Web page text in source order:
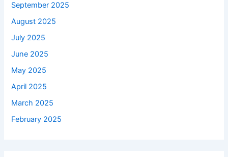
September 2025
August 2025
July 2025
June 2025
May 2025
April 2025
March 2025
February 2025